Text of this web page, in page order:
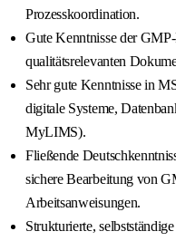
Prozesskoordination.
Gute Kenntnisse der
qualitätsrelevanten
Sehr gute Kenntnisse in
digitale Systeme,
MyLIMS).
Fließende
sichere Bearbeitung von
Arbeitsanweisungen.
Strukturierte,